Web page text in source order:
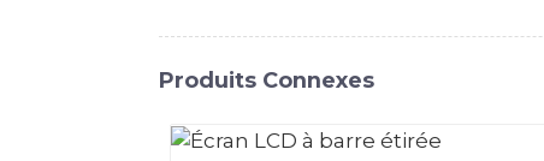
Produits Connexes